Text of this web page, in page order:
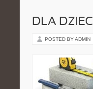
DLA DZIECI
POSTED BY ADMIN